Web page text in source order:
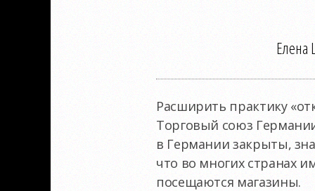
Елена
Расширить практику
Торговый союз
в Германии закрыты,
что во многих странах
посещаются магазины.